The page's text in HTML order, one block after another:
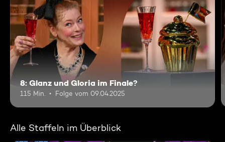
8: Glanz und Gloria im Finale?
115 Min. Folge vom 09.04.2025
Alle Staffeln im Überblick